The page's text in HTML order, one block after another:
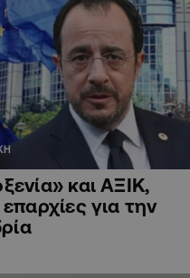
και ΑΞΙΚ,
για την